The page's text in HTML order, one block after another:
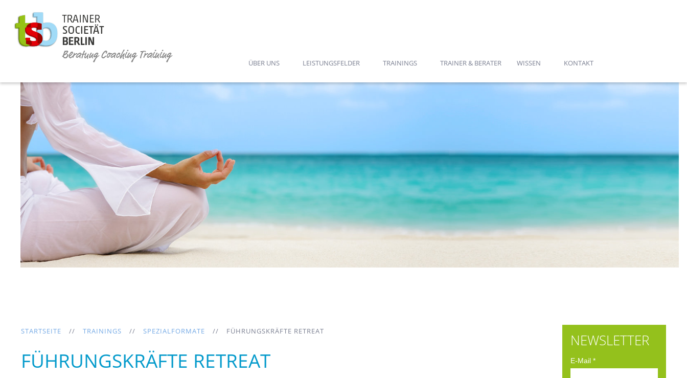
ÜBER UNS LEISTUNGSFELDER TRAININGS TRAINER & BERATER WISSEN KONTAKT
STARTSEITE TRAININGS SPEZIALFORMATE FÜHRUNGSKRÄFTE RETREAT
FÜHRUNGSKRÄFTE RETREAT
NEWSLETTER
E-Mail*